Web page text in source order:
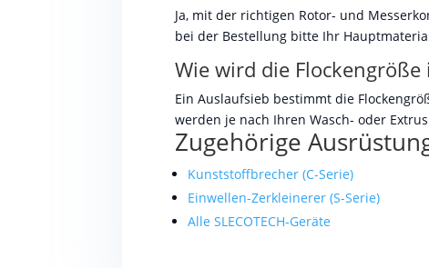
Ja, mit der richtigen Rotor- und
bei der Bestellung bitte Ihr
Wie wird die
Ein Auslaufsieb bestimmt die
werden je nach Ihren Wasch- oder
Zugehörige
Kunststoffbrecher (C-Serie)
Einwellen-Zerkleinerer (S-Serie)
Alle SLECOTECH-Geräte